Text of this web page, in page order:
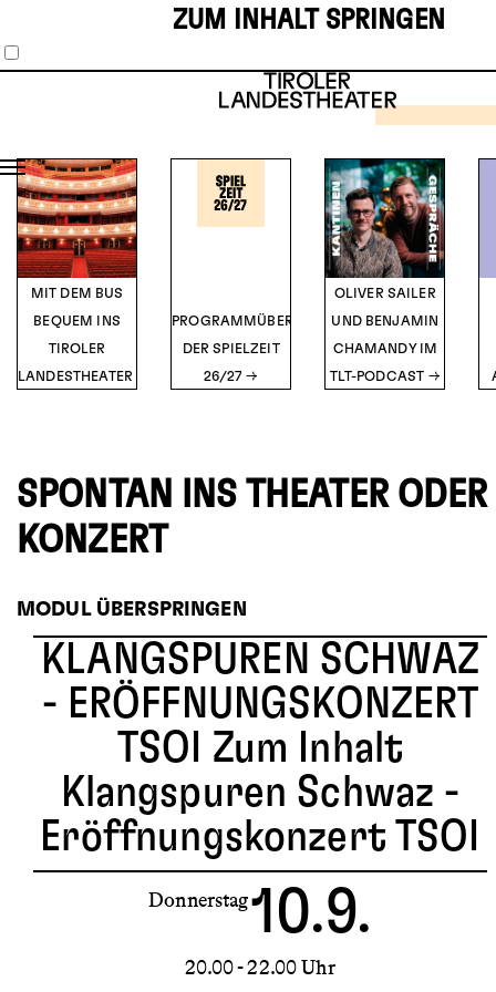
ZUM INHALT SPRINGEN
Musical
12345
MIT DEM BUS
BEQUEM INS
TIROLER
LANDESTHEATER
PROGRAMMÜBERSICHT
DER SPIELZEIT
26/27
OLIVER SAILER
UND BENJAMIN
CHAMANDY IM
TLT-PODCAST
SPONTAN INS THEATER
KONZERT
MODUL ÜBERSPRINGEN
KLANGSPUREN SCHWAZ
- ERÖFFNUNGSKONZERT
TSOI Zum Inhalt
Klangspuren Schwaz -
Eröffnungskonzert TSOI
Donnerstag10.9.
20.00 - 22.00 Uhr